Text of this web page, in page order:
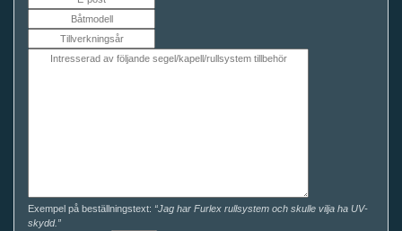
Exempel på beställningstext: “Jag har Furlex rullsystem och skulle vilja ha UV-
skydd.”